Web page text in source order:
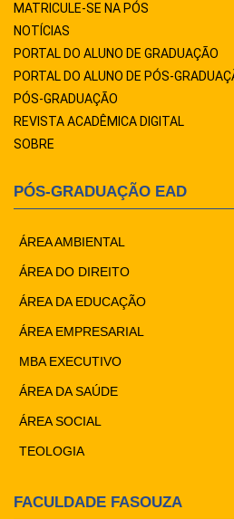
MATRICULE-SE NA PÓS
NOTÍCIAS
PORTAL DO ALUNO DE GRADUAÇÃO
PORTAL DO ALUNO DE PÓS-
PÓS-GRADUAÇÃO
REVISTA ACADÊMICA DIGITAL
SOBRE
PÓS-GRADUAÇÃO EAD
ÁREA AMBIENTAL
ÁREA DO DIREITO
ÁREA DA EDUCAÇÃO
ÁREA EMPRESARIAL
MBA EXECUTIVO
ÁREA DA SAÚDE
ÁREA SOCIAL
TEOLOGIA
FACULDADE FASOUZA